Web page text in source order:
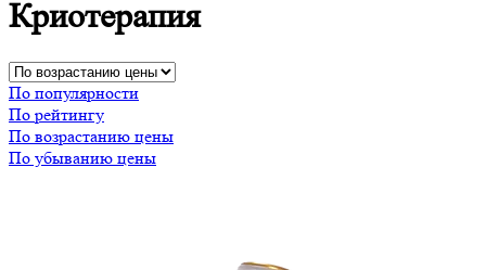
Криотерапия
По популярности
По рейтингу
По возрастанию цены
По убыванию цены